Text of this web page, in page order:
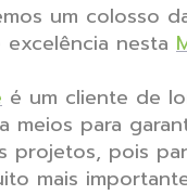
um colosso
nesta
é um cliente de
meios para
projetos, pois
mais